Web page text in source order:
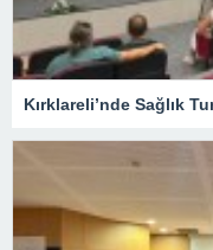
Kırklareli’nde Sağlık